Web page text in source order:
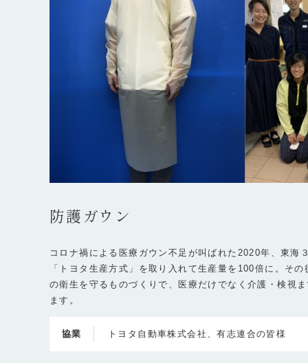
防護ガウン
コロナ禍による医療ガウン不足が叫ばれた2020年、東海
「トヨタ生産方式」を取り入れて生産量を100倍に。そ
の衛生を守るものづくりで、医療だけでなく介護・検視
ます。
協業 トヨタ自動車株式会社、有志連合の皆様